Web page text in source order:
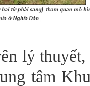
lý
tâm